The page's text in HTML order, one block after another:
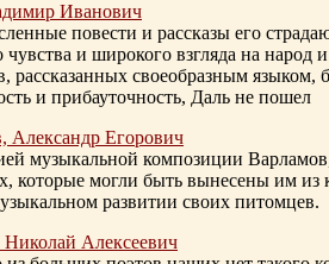
Иванович
повести и рассказы его
чувства и широкого взгляда на
рассказанных своеобразным
и прибауточность, Даль не пошел
Александр Егорович
музыкальной композиции
которые могли быть вынесены им из
развитии своих питомцев.
Николай Алексеевич